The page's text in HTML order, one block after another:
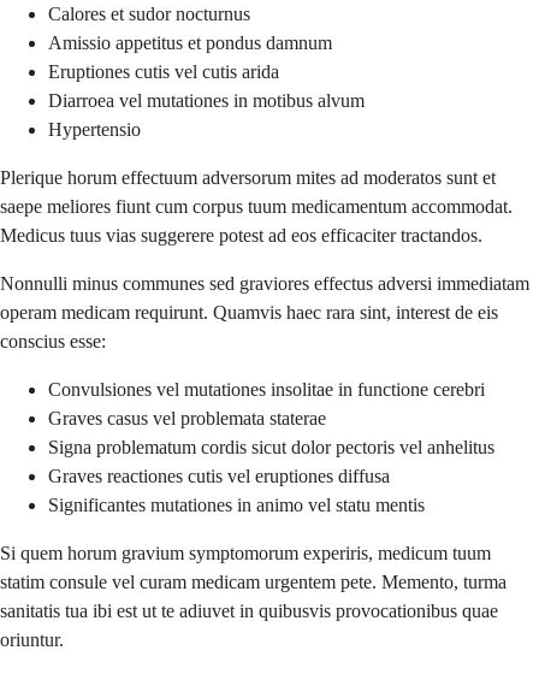
Calores et sudor nocturnus
Amissio appetitus et pondus damnum
Eruptiones cutis vel cutis arida
Diarroea vel mutationes in motibus alvum
Hypertensio
Plerique horum effectuum adversorum mites ad moderatos sunt et
saepe meliores fiunt cum corpus tuum medicamentum accommodat.
Medicus tuus vias suggerere potest ad eos efficaciter tractandos.
Nonnulli minus communes sed graviores effectus adversi immediatam
operam medicam requirunt. Quamvis haec rara sint, interest de eis
conscius esse:
Convulsiones vel mutationes insolitae in functione cerebri
Graves casus vel problemata staterae
Signa problematum cordis sicut dolor pectoris vel anhelitus
Graves reactiones cutis vel eruptiones diffusa
Significantes mutationes in animo vel statu mentis
Si quem horum gravium symptomorum experiris, medicum tuum
statim consule vel curam medicam urgentem pete. Memento, turma
sanitatis tua ibi est ut te adiuvet in quibusvis provocationibus quae
oriuntur.